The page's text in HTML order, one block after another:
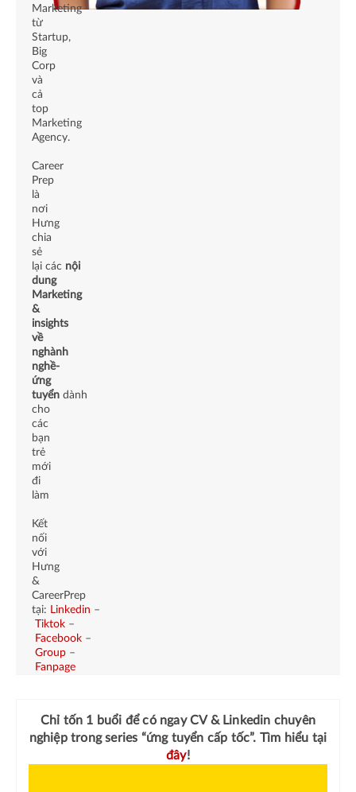
Marketing
từ
Startup,
Big
Corp
và
cả
top
Marketing
Agency.
Career
Prep
là
nơi
Hưng
chia
sẻ
lại các nội
dung
Marketing
&
insights
về
nghành
nghề-
ứng
tuyển dành
cho
các
bạn
trẻ
mới
đi
làm
Kết
nối
với
Hưng
&
CareerPrep
tại: Linkedin –
Tiktok –
Facebook –
Group –
Fanpage
Chỉ tốn 1 buổi để có ngayCV & Linkedin chuyên
nghiệptrong series “ứng tuyển cấp tốc”. Tìm hiểu tại
đây!